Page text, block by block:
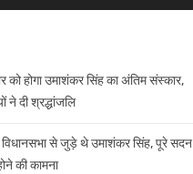
को होगा उमाशंकर सिंह का अंतिम संस्कार,
ने दी श्रद्धांजलि
से जुड़े थे उमाशंकर सिंह, पूरे सदन
की कामना